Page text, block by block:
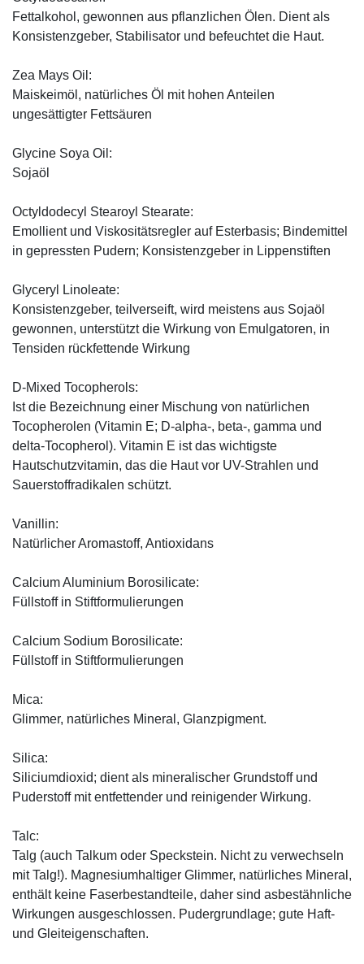
Fettalkohol, gewonnen aus pflanzlichen Ölen. Dient als
Konsistenzgeber, Stabilisator und befeuchtet die Haut.
Zea Mays Oil:
Maiskeimöl, natürliches Öl mit hohen Anteilen
ungesättigter Fettsäuren
Glycine Soya Oil:
Sojaöl
Octyldodecyl Stearoyl Stearate:
Emollient und Viskositätsregler auf Esterbasis; Bindemittel
in gepressten Pudern; Konsistenzgeber in Lippenstiften
Glyceryl Linoleate:
Konsistenzgeber, teilverseift, wird meistens aus Sojaöl
gewonnen, unterstützt die Wirkung von Emulgatoren, in
Tensiden rückfettende Wirkung
D-Mixed Tocopherols:
Ist die Bezeichnung einer Mischung von natürlichen
Tocopherolen (Vitamin E; D-alpha-, beta-, gamma und
delta-Tocopherol). Vitamin E ist das wichtigste
Hautschutzvitamin, das die Haut vor UV-Strahlen und
Sauerstoffradikalen schützt.
Vanillin:
Natürlicher Aromastoff, Antioxidans
Calcium Aluminium Borosilicate:
Füllstoff in Stiftformulierungen
Calcium Sodium Borosilicate:
Füllstoff in Stiftformulierungen
Mica:
Glimmer, natürliches Mineral, Glanzpigment.
Silica:
Siliciumdioxid; dient als mineralischer Grundstoff und
Puderstoff mit entfettender und reinigender Wirkung.
Talc:
Talg (auch Talkum oder Speckstein. Nicht zu verwechseln
mit Talg!). Magnesiumhaltiger Glimmer, natürliches Mineral,
enthält keine Faserbestandteile, daher sind asbestähnliche
Wirkungen ausgeschlossen. Pudergrundlage; gute Haft-
und Gleiteigenschaften.